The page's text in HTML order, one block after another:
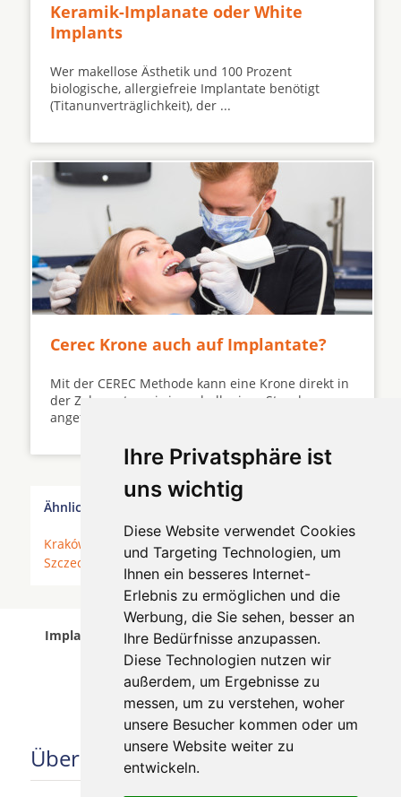
Ihre Privatsphäre ist
uns wichtig
Diese Website verwendet Cookies
und Targeting Technologien, um
Ihnen ein besseres Internet-
Erlebnis zu ermöglichen und die
Werbung, die Sie sehen, besser an
Ihre Bedürfnisse anzupassen.
Diese Technologien nutzen wir
außerdem, um Ergebnisse zu
messen, um zu verstehen, woher
unsere Besucher kommen oder um
unsere Website weiter zu
entwickeln.
Keramik-Implanate oder White
Implants
Wer makellose Ästhetik und 100 Prozent
biologische, allergiefreie Implantate benötigt
(Titanunverträglichkeit), der ...
Cerec Krone auch auf Implantate?
Mit der CEREC Methode kann eine Krone direkt in
der Zahnarztpraxis innerhalb einer Stunde
angefertigt werden ...
Ähnliche Behandler finden:
Kraków (Krakau) *Słubice* Gdańsk (Danzig)
Szczecin (Stettin)* Warszawa (Warschau)*
Implantologen in Warszawa (Warschau) wurde am
06 August 2026 aktualisiert.
Über uns